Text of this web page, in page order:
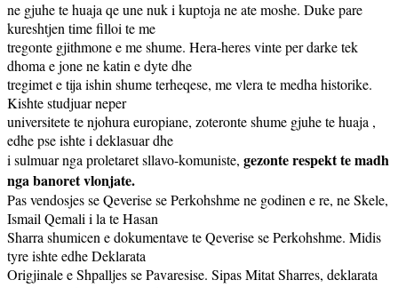
ne gjuhe te huaja qe une nuk i kuptoja ne ate moshe. Duke pare
kureshtjen time filloi te me
tregonte gjithmone e me shume. Hera-heres vinte per darke tek
dhoma e jone ne katin e dyte dhe
tregimet e tija ishin shume terheqese, me vlera te medha historike.
Kishte studjuar neper
universitete te njohura europiane, zoteronte shume gjuhe te huaja ,
edhe pse ishte i deklasuar dhe
i sulmuar nga proletaret sllavo-komuniste, gezonte respekt te madh
nga banoret vlonjate.
Pas vendosjes se Qeverise se Perkohshme ne godinen e re, ne Skele,
Ismail Qemali i la te Hasan
Sharra shumicen e dokumentave te Qeverise se Perkohshme. Midis
tyre ishte edhe Deklarata
Origjinale e Shpalljes se Pavaresise. Sipas Mitat Sharres, deklarata